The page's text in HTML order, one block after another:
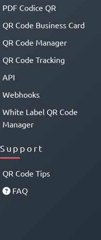
PDF Codice QR
QR Code Business Card
QR Code Manager
QR Code Tracking
API
Webhooks
White Label QR Code
Manager
Support
QR Code Tips
FAQ